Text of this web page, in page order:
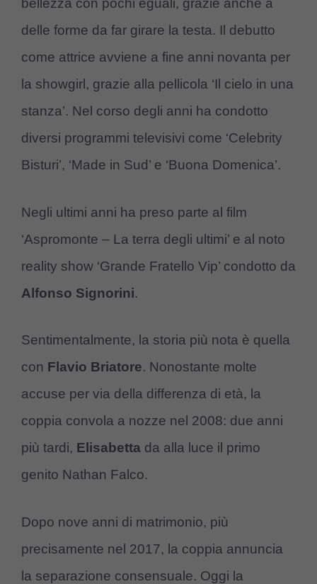
bellezza con pochi eguali, grazie anche a
delle forme da far girare la testa. Il debutto
come attrice avviene a fine anni novanta per
la showgirl, grazie alla pellicola ‘Il cielo in una
stanza’. Nel corso degli anni ha condotto
diversi programmi televisivi come ‘Celebrity
Bisturi’, ‘Made in Sud’ e ‘Buona Domenica’.
Negli ultimi anni ha preso parte al film
‘Aspromonte – La terra degli ultimi’ e al noto
reality show ‘Grande Fratello Vip’ condotto da
Alfonso Signorini.
Sentimentalmente, la storia più nota è quella
con Flavio Briatore. Nonostante molte
accuse per via della differenza di età, la
coppia convola a nozze nel 2008: due anni
più tardi, Elisabetta da alla luce il primo
genito Nathan Falco.
Dopo nove anni di matrimonio, più
precisamente nel 2017, la coppia annuncia
la separazione consensuale. Oggi la